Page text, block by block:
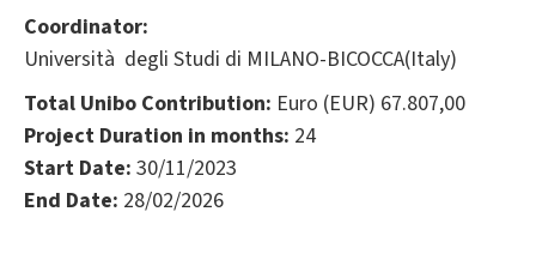
Coordinator:
Università degli Studi di MILANO-BICOCCA(Italy)
Total Unibo Contribution: Euro (EUR) 67.807,00
Project Duration in months: 24
Start Date: 30/11/2023
End Date: 28/02/2026